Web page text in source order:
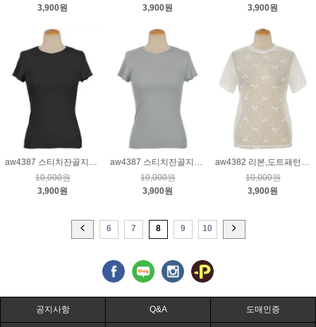
3,900원
3,900원
3,900원
aw4387 스티치잔골지티_블랙
10,000원
3,900원
aw4387 스티치잔골지티_그레이
10,000원
3,900원
aw4382 리본,도트패턴시스루티_크림
10,000원
3,900원
6 7 8 9 10
공지사항 Q&A 도매인증